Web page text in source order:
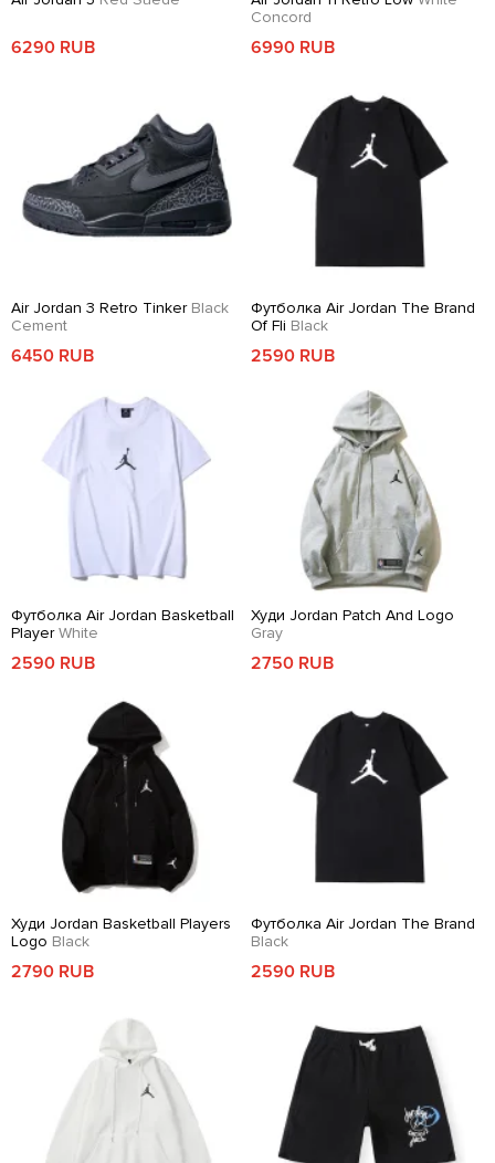
6290 RUB
Concord
6990 RUB
Air Jordan 3 Retro Tinker Black
Cement
6450 RUB
Футболка Air Jordan The Brand
Of Fli Black
2590 RUB
Футболка Air Jordan Basketball
PlayerWhite
2590 RUB
Худи Jordan Patch And Logo
Gray
2750 RUB
Худи Jordan Basketball Players
Logo Black
2790 RUB
Футболка Air Jordan The Brand
Black
2590 RUB